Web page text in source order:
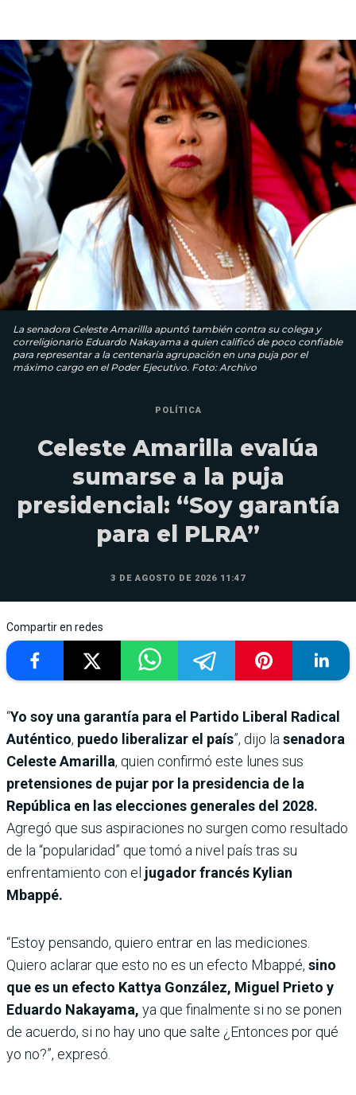
La senadora Celeste Amarillla apuntó también contra su colega y
correligionario Eduardo Nakayama a quien calificó de poco confiable
para representar a la centenaria agrupación en una puja por el
máximo cargo en el Poder Ejecutivo. Foto: Archivo
POLÍTICA
Celeste Amarilla evalúa
sumarse a la puja
presidencial: “Soy garantía
para el PLRA”
3 DE AGOSTO DE 2026 11:47
Compartir en redes
“Yo soy una garantía para el Partido Liberal Radical
Auténtico, puedo liberalizar el país”, dijo lasenadora
Celeste Amarilla, quien confirmó este lunes sus
pretensiones de pujar por la presidencia de la
República en las elecciones generales del 2028.
Agregó que sus aspiraciones no surgen como resultado
de la “popularidad” que tomó a nivel país tras su
enfrentamiento con el jugador francés Kylian
Mbappé.
“Estoy pensando, quiero entrar en las mediciones.
Quiero aclarar que esto no es un efecto Mbappé, sino
que es un efecto Kattya González, Miguel Prieto y
Eduardo Nakayama, ya que finalmente si no se ponen
de acuerdo, si no hay uno que salte ¿Entonces por qué
yo no?”, expresó.